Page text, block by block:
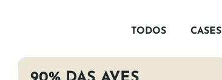
TODOS CASES